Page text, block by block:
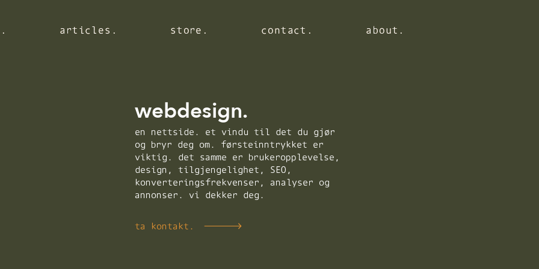
articles. store. contact. about.
articles. store. contact. about.
articles. store. contact. about.
webdesign.
en nettside. et vindu til det du gjør
og bryr deg om. førsteinntrykket er
viktig. det samme er brukeropplevelse,
design, tilgjengelighet, SEO,
konverteringsfrekvenser, analyser og
annonser. vi dekker deg.
ta kontakt.